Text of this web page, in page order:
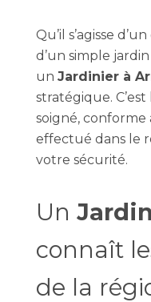
Qu’il s’agisse
d’un simple
un Jardinier à
stratégique. C’est
soigné, conforme
effectué dans le
votre sécurité.
Un
connaît
de la